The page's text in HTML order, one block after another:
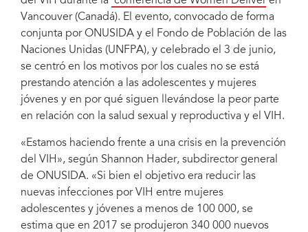
Vancouver (Canadá). El evento, convocado de forma
conjunta por ONUSIDA y el Fondo de Población de las
Naciones Unidas (UNFPA), y celebrado el 3 de junio,
se centró en los motivos por los cuales no se está
prestando atención a las adolescentes y mujeres
jóvenes y en por qué siguen llevándose la peor parte
en relación con la salud sexual y reproductiva y el VIH.
«Estamos haciendo frente a una crisis en la prevención
del VIH», según Shannon Hader, subdirector general
de ONUSIDA. «Si bien el objetivo era reducir las
nuevas infecciones por VIH entre mujeres
adolescentes y jóvenes a menos de 100 000, se
estima que en 2017 se produjeron 340 000 nuevos